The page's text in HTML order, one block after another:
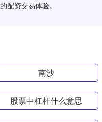
配资交易体验。
南沙
股票中杠杆什么意思